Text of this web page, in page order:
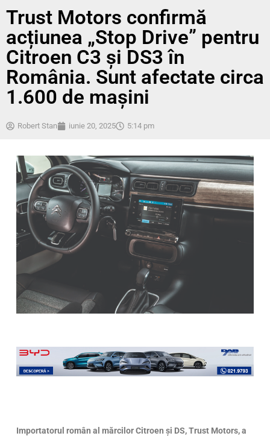
Trust Motors confirmă
acțiunea „Stop Drive” pentru
Citroen C3 și DS3 în
România. Sunt afectate circa
1.600 de mașini
Robert Stan iunie 20, 2025 5:14 pm
Importatorul român al mărcilor Citroen și DS, Trust Motors, a